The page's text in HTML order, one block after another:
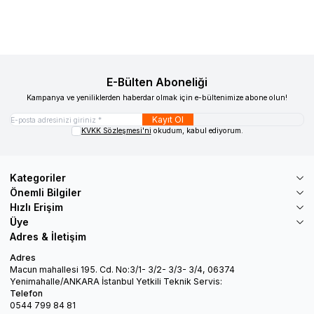
E-Bülten Aboneliği
Kampanya ve yeniliklerden haberdar olmak için e-bültenimize abone olun!
Kayıt Ol
KVKK Sözleşmesi'ni okudum, kabul ediyorum.
Kategoriler
Önemli Bilgiler
Hızlı Erişim
Üye
Adres & İletişim
Adres
Macun mahallesi 195. Cd. No:3/1- 3/2- 3/3- 3/4, 06374
Yenimahalle/ANKARA İstanbul Yetkili Teknik Servis:
Telefon
0544 799 84 81